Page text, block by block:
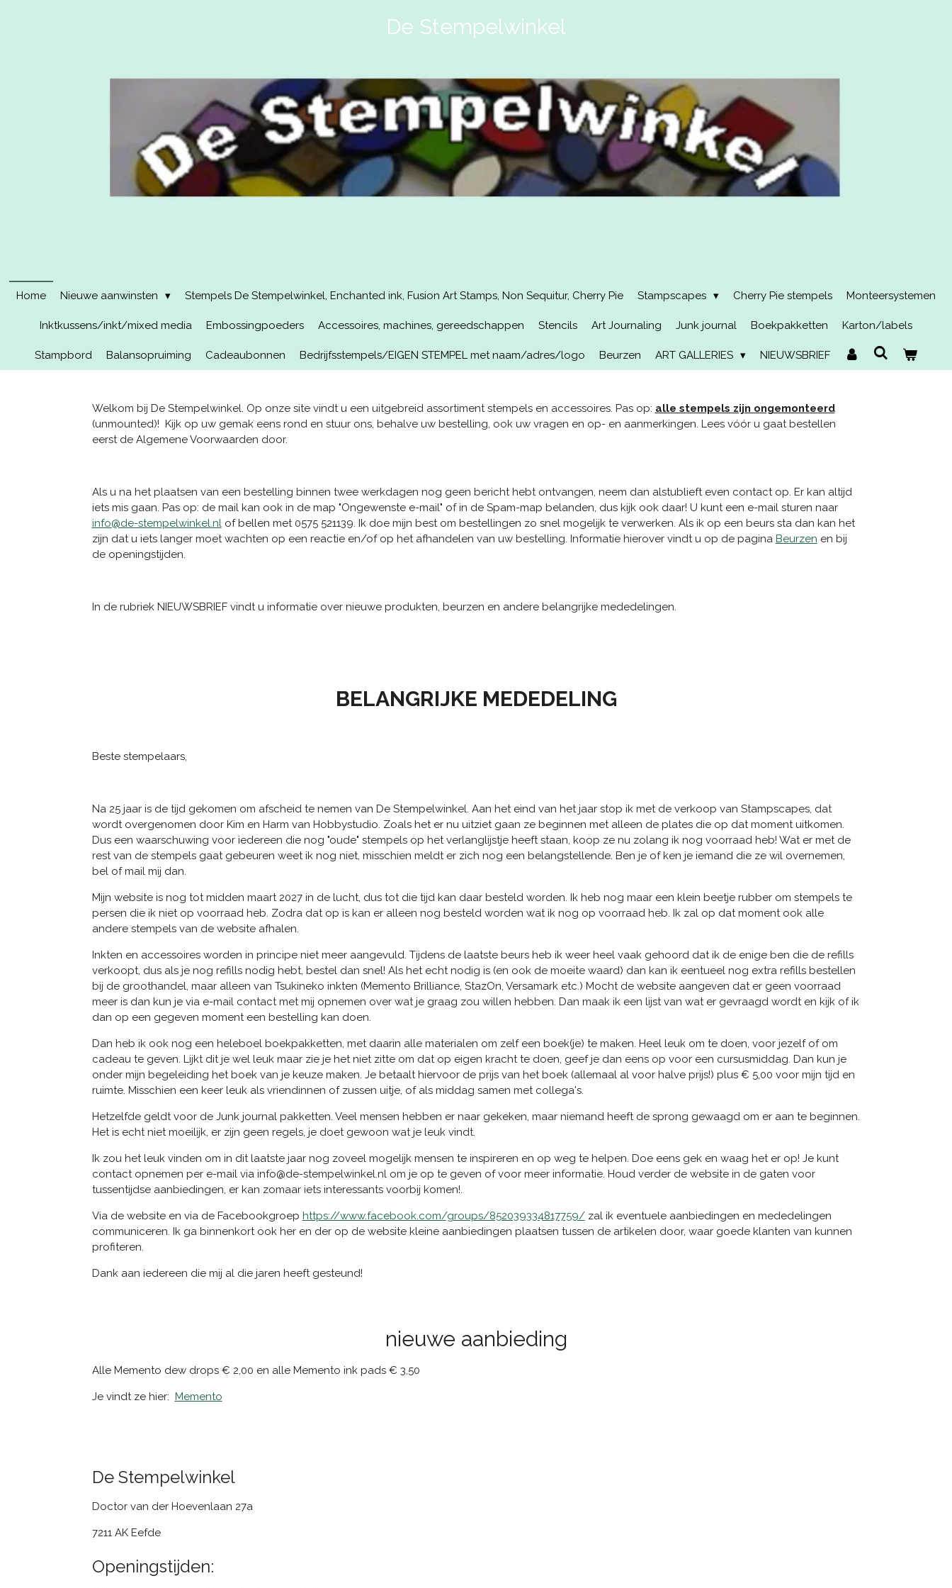
De Stempelwinkel
Home Nieuwe aanwinsten Stempels De Stempelwinkel, Enchanted ink, Fusion Art Stamps, Non Sequitur, Cherry Pie Stampscapes Cherry Pie stempels Monteersystemen
Inktkussens/inkt/mixed media Embossingpoeders Accessoires, machines, gereedschappen Stencils Art Journaling Junk journal Boekpakketten Karton/labels
Stampbord Balansopruiming Cadeaubonnen Bedrijfsstempels/EIGEN STEMPEL met naam/adres/logo Beurzen ART GALLERIES NIEUWSBRIEF
Welkom bij De Stempelwinkel. Op onze site vindt u een uitgebreid assortiment stempels en accessoires. Pas op: alle stempels zijn ongemonteerd
(unmounted)! Kijk op uw gemak eens rond en stuur ons, behalve uw bestelling, ook uw vragen en op- en aanmerkingen. Lees vóór u gaat bestellen
eerst de Algemene Voorwaarden door.
Als u na het plaatsen van een bestelling binnen twee werkdagen nog geen bericht hebt ontvangen, neem dan alstublieft even contact op. Er kan altijd
iets mis gaan. Pas op: de mail kan ook in de map "Ongewenste e-mail" of in de Spam-map belanden, dus kijk ook daar! U kunt een e-mail sturen naar
info@de-stempelwinkel.nl of bellen met 0575 521139. Ik doe mijn best om bestellingen zo snel mogelijk te verwerken. Als ik op een beurs sta dan kan het
zijn dat u iets langer moet wachten op een reactie en/of op het afhandelen van uw bestelling. Informatie hierover vindt u op de pagina Beurzen en bij
de openingstijden.
In de rubriek NIEUWSBRIEF vindt u informatie over nieuwe produkten, beurzen en andere belangrijke mededelingen.
BELANGRIJKE MEDEDELING
Beste stempelaars,
Na 25 jaar is de tijd gekomen om afscheid te nemen van De Stempelwinkel. Aan het eind van het jaar stop ik met de verkoop van Stampscapes, dat
wordt overgenomen door Kim en Harm van Hobbystudio. Zoals het er nu uitziet gaan ze beginnen met alleen de plates die op dat moment uitkomen.
Dus een waarschuwing voor iedereen die nog "oude" stempels op het verlanglijstje heeft staan, koop ze nu zolang ik nog voorraad heb! Wat er met de
rest van de stempels gaat gebeuren weet ik nog niet, misschien meldt er zich nog een belangstellende. Ben je of ken je iemand die ze wil overnemen,
bel of mail mij dan.
Mijn website is nog tot midden maart 2027 in de lucht, dus tot die tijd kan daar besteld worden. Ik heb nog maar een klein beetje rubber om stempels te
persen die ik niet op voorraad heb. Zodra dat op is kan er alleen nog besteld worden wat ik nog op voorraad heb. Ik zal op dat moment ook alle
andere stempels van de website afhalen.
Inkten en accessoires worden in principe niet meer aangevuld. Tijdens de laatste beurs heb ik weer heel vaak gehoord dat ik de enige ben die de refills
verkoopt, dus als je nog refills nodig hebt, bestel dan snel! Als het echt nodig is (en ook de moeite waard) dan kan ik eentueel nog extra refills bestellen
bij de groothandel, maar alleen van Tsukineko inkten (Memento Brilliance, StazOn, Versamark etc.) Mocht de website aangeven dat er geen voorraad
meer is dan kun je via e-mail contact met mij opnemen over wat je graag zou willen hebben. Dan maak ik een lijst van wat er gevraagd wordt en kijk of ik
dan op een gegeven moment een bestelling kan doen.
Dan heb ik ook nog een heleboel boekpakketten, met daarin alle materialen om zelf een boek(je) te maken. Heel leuk om te doen, voor jezelf of om
cadeau te geven. Lijkt dit je wel leuk maar zie je het niet zitte om dat op eigen kracht te doen, geef je dan eens op voor een cursusmiddag. Dan kun je
onder mijn begeleiding het boek van je keuze maken. Je betaalt hiervoor de prijs van het boek (allemaal al voor halve prijs!) plus € 5,00 voor mijn tijd en
ruimte. Misschien een keer leuk als vriendinnen of zussen uitje, of als middag samen met collega's.
Hetzelfde geldt voor de Junk journal pakketten. Veel mensen hebben er naar gekeken, maar niemand heeft de sprong gewaagd om er aan te beginnen.
Het is echt niet moeilijk, er zijn geen regels, je doet gewoon wat je leuk vindt.
Ik zou het leuk vinden om in dit laatste jaar nog zoveel mogelijk mensen te inspireren en op weg te helpen. Doe eens gek en waag het er op! Je kunt
contact opnemen per e-mail via info@de-stempelwinkel.nl om je op te geven of voor meer informatie. Houd verder de website in de gaten voor
tussentijdse aanbiedingen, er kan zomaar iets interessants voorbij komen!.
Via de website en via de Facebookgroep https://www.facebook.com/groups/852039334817759/zal ik eventuele aanbiedingen en mededelingen
communiceren. Ik ga binnenkort ook her en der op de website kleine aanbiedingen plaatsen tussen de artikelen door, waar goede klanten van kunnen
profiteren.
Dank aan iedereen die mij al die jaren heeft gesteund!
nieuwe aanbieding
Alle Memento dew drops € 2,00 en alle Memento ink pads € 3,50
Je vindt ze hier: Memento
De Stempelwinkel
Doctor van der Hoevenlaan 27a
7211 AK Eefde
Openingstijden: